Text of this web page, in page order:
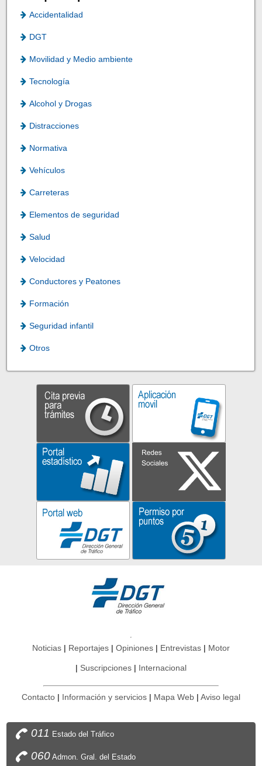
Accidentalidad
DGT
Movilidad y Medio ambiente
Tecnología
Alcohol y Drogas
Distracciones
Normativa
Vehículos
Carreteras
Elementos de seguridad
Salud
Velocidad
Conductores y Peatones
Formación
Seguridad infantil
Otros
Noticias Reportajes Opiniones Entrevistas Motor
Suscripciones Internacional
Contacto Información y servicios Mapa Web Aviso legal
011 Estado del Tráfico
060Admon. Gral. del Estado